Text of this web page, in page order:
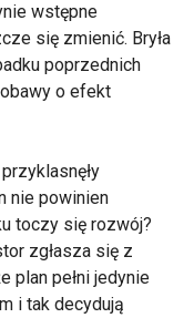
wstępne
się zmienić. Bryła
poprzednich
o efekt
nie powinien
toczy się rozwój?
zgłasza się z
plan pełni jedynie
i tak decydują